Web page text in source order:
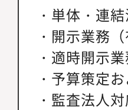
・単体・連
・開示業務
・適時開示
・予算策定
・監査法人